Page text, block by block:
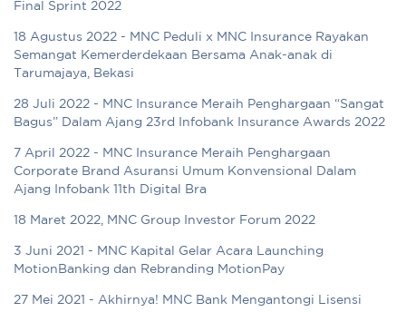
Final Sprint 2022
18 Agustus 2022 - MNC Peduli x MNC Insurance Rayakan
Semangat Kemerderdekaan Bersama Anak-anak di
Tarumajaya, Bekasi
28 Juli 2022 - MNC Insurance Meraih Penghargaan “Sangat
Bagus” Dalam Ajang 23rd Infobank Insurance Awards 2022
7 April 2022 - MNC Insurance Meraih Penghargaan
Corporate Brand Asuransi Umum Konvensional Dalam
Ajang Infobank 11th Digital Bra
18 Maret 2022, MNC Group Investor Forum 2022
3 Juni 2021 - MNC Kapital Gelar Acara Launching
MotionBanking dan Rebranding MotionPay
27 Mei 2021 - Akhirnya! MNC Bank Mengantongi Lisensi